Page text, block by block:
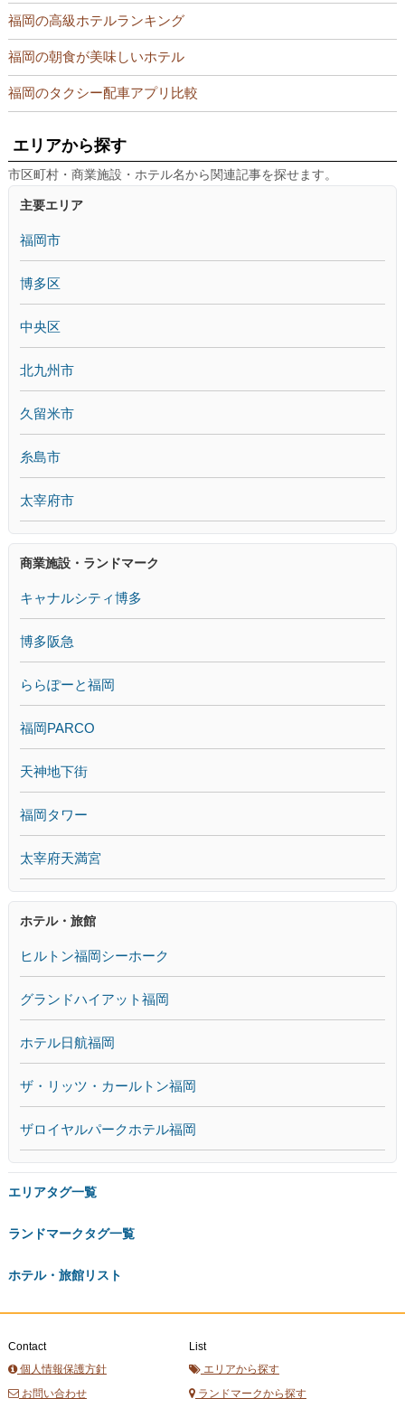
福岡の高級ホテルランキング
福岡の朝食が美味しいホテル
福岡のタクシー配車アプリ比較
エリアから探す
市区町村・商業施設・ホテル名から関連記事を探せます。
主要エリア
福岡市
博多区
中央区
北九州市
久留米市
糸島市
太宰府市
商業施設・ランドマーク
キャナルシティ博多
博多阪急
ららぽーと福岡
福岡PARCO
天神地下街
福岡タワー
太宰府天満宮
ホテル・旅館
ヒルトン福岡シーホーク
グランドハイアット福岡
ホテル日航福岡
ザ・リッツ・カールトン福岡
ザロイヤルパークホテル福岡
エリアタグ一覧
ランドマークタグ一覧
ホテル・旅館リスト
Contact
個人情報保護方針
お問い合わせ
List
エリアから探す
ランドマークから探す